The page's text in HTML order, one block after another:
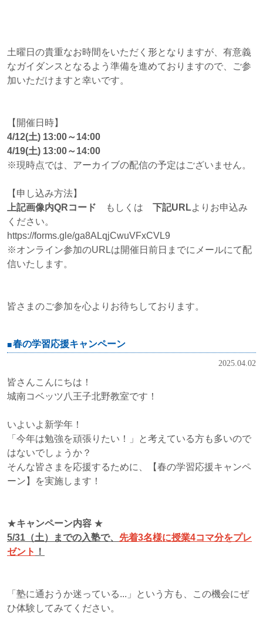
土曜日の貴重なお時間をいただく形となりますが、有意義
なガイダンスとなるよう準備を進めておりますので、ご参
加いただけますと幸いです。
【開催日時】
4/12(土) 13:00～14:00
4/19(土) 13:00～14:00
※現時点では、アーカイブの配信の予定はございません。
【申し込み方法】
上記画像内QRコード もしくは 下記URLよりお申込み
ください。
https://forms.gle/ga8ALqjCwuVFxCVL9
※オンライン参加のURLは開催日前日までにメールにて配
信いたします。
皆さまのご参加を心よりお待ちしております。
春の学習応援キャンペーン
2025.04.02
皆さんこんにちは！
城南コベッツ八王子北野教室です！
いよいよ新学年！
「今年は勉強を頑張りたい！」と考えている方も多いので
はないでしょうか？
そんな皆さまを応援するために、【春の学習応援キャンペ
ーン】を実施します！
★キャンペーン内容 ★
5/31（土）までの入塾で、 先着3名様に授業4コマ分をプレ
ゼント ！
「塾に通おうか迷っている...」という方も、この機会にぜ
ひ体験してみてください。